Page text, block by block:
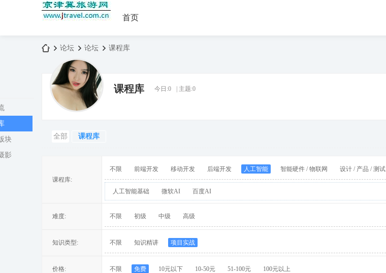
首页
»
论坛
›
论坛 课程库
块
影
课程库 今日:0 主题:0
全部 课程库
课程库:
不限 前端开发 移动开发 后端开发 人工智能 智能硬件 / 物联网 设计 / 产品 / 测试
人工智能基础 微软AI 百度AI
难度: 不限 初级 中级 高级
知识类型: 不限 知识精讲 项目实战
价格: 不限 免费 10元以下 10-50元 51-100元 100元以上